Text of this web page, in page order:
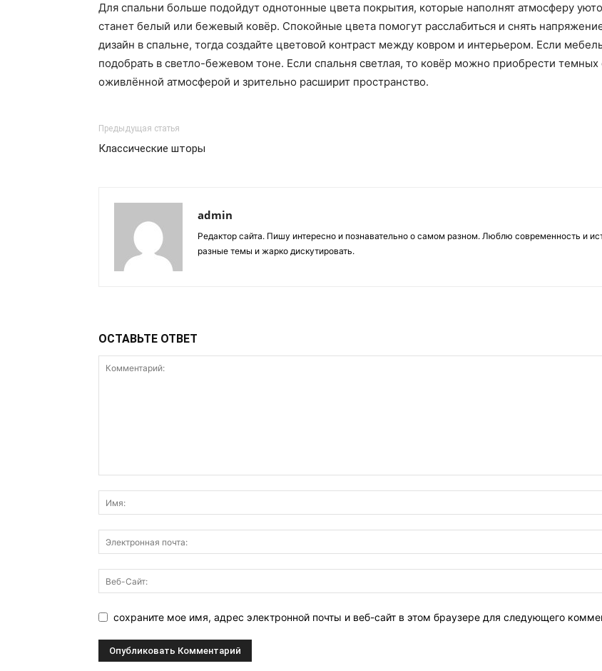
Для спальни больше подойдут однотонные цвета покрытия, которые наполнят атмосферу
станет белый или бежевый ковёр. Спокойные цвета помогут расслабиться и снять
дизайн в спальне, тогда создайте цветовой контраст между ковром и интерьером. Если
подобрать в светло-бежевом тоне. Если спальня светлая, то ковёр можно приобрести
оживлённой атмосферой и зрительно расширит пространство.
Предыдущая статья
Классические шторы
admin
Редактор сайта. Пишу интересно и познавательно о самом разном. Люблю современность и
разные темы и жарко дискутировать.
ОСТАВЬТЕ ОТВЕТ
сохраните мое имя, адрес электронной почты и веб-сайт в этом браузере для следующего